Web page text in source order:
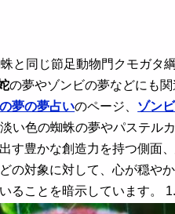
と同じ節足動物門クモガタ
の夢やゾンビの夢などにも関
の夢の夢占いのページ、 ゾン
い色の蜘蛛の夢やパステル
す豊かな創造力を持つ側面
の対象に対して、心が穏や
ることを暗示しています。